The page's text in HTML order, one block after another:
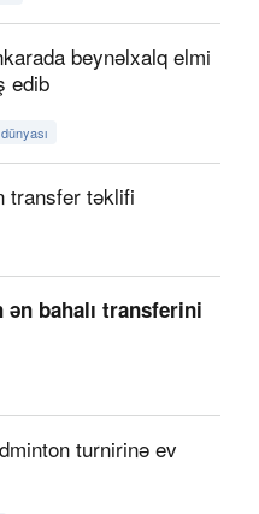
beynəlxalq elmi
edib
transfer təklifi
bahalı transferini
turnirinə ev